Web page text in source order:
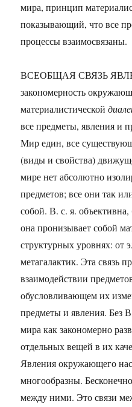
мира, принцип
показывающий, что все
процессы взаимосвязаны.
ВСЕОБЩАЯ СВЯЗЬ
закономерность
материалистической
все предметы, явления и
Мир един, все
(виды и свойства)
мире нет абсолютно
предметов; все они так
собой. В. с. я. объективна,
она пронизывает собой
структурных уровнях: от
метагалактик. Эта связь
взаимодействии
обусловливающем их
предметы и явления. Без
мира как закономерно
отдельных вещей в их
Явления окружающего
многообразны.
между ними. Это связи